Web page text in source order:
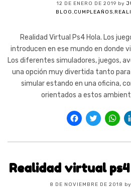
12 DE ENERO DE 2019 by
BLOG,CUMPLEAÑOS,
Realidad Virtual Ps4 Hola. Los
introducen en ese mundo en donde
Los diferentes simuladores, juegos,
una opción muy divertida tanto para
simular estando en una oficina,
orientados a estos
Realidad virtual
8 DE NOVIEMBRE DE 2018 by